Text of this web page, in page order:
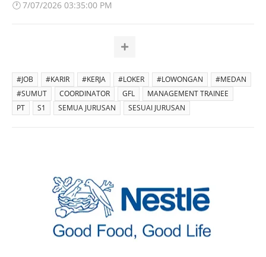
🕐7/07/2026 03:35:00 PM
#JOB #KARIR #KERJA #LOKER #LOWONGAN
#MEDAN
#SUMUT
COORDINATOR GFL
MANAGEMENT TRAINEE
PT
S1 SEMUA JURUSAN SESUAI JURUSAN